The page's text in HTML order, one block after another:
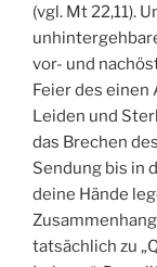
(vgl. Mt 22,11).
vor- und
Feier des einen
Leiden und
das Brechen
Sendung bis in
deine Hände
tatsächlich zu